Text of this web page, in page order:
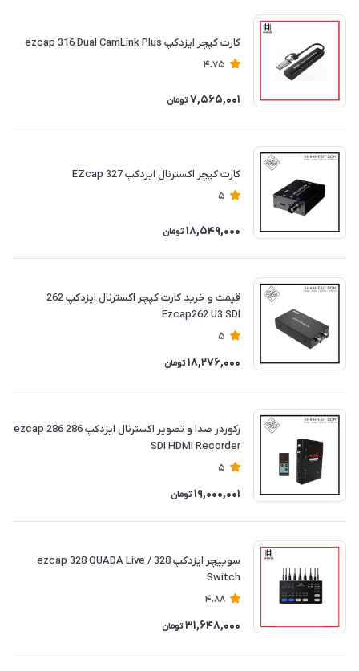
کارت کپچر ایزدکپ ezcap 316 Dual CamLink Plus
4.75
7,565,001 تومان
کارت کپچر اکسترنال ایزدکپ EZcap 327
5
18,549,000 تومان
قیمت و خرید کارت کپچر اکسترنال ایزدکپ 262
Ezcap262 U3 SDI
5
18,276,000 تومان
رکوردر صدا و تصویر اکسترنال ایزدکپ 286 ezcap 286
SDI HDMI Recorder
5
19,000,001 تومان
سوییچر ایزدکپ 328 / ezcap 328 QUADA Live
Switch
4.88
31,648,000 تومان